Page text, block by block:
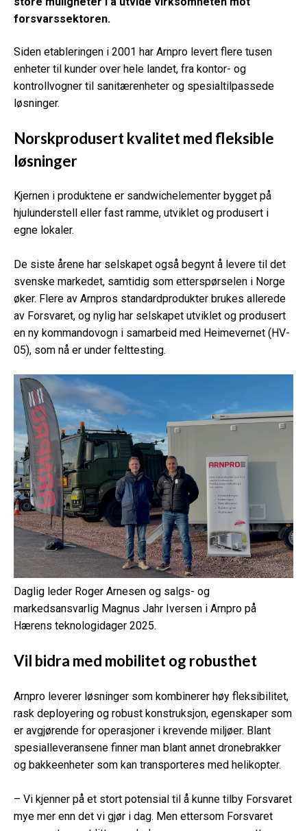
forsvarssektoren.
Siden etableringen i 2001 har Arnpro levert flere tusen
enheter til kunder over hele landet, fra kontor- og
kontrollvogner til sanitærenheter og spesialtilpassede
løsninger.
Norskprodusert kvalitet med fleksible
løsninger
Kjernen i produktene er sandwichelementer bygget på
hjulunderstell eller fast ramme, utviklet og produsert i
egne lokaler.
De siste årene har selskapet også begynt å levere til det
svenske markedet, samtidig som etterspørselen i Norge
øker. Flere av Arnpros standardprodukter brukes allerede
av Forsvaret, og nylig har selskapet utviklet og produsert
en ny kommandovogn i samarbeid med Heimevernet (HV-
05), som nå er under felttesting.
Daglig leder Roger Arnesen og salgs- og
markedsansvarlig Magnus Jahr Iversen i Arnpro på
Hærens teknologidager 2025.
Vil bidra med mobilitet og robusthet
Arnpro leverer løsninger som kombinerer høy fleksibilitet,
rask deployering og robust konstruksjon, egenskaper som
er avgjørende for operasjoner i krevende miljøer. Blant
spesialleveransene finner man blant annet dronebrakker
og bakkeenheter som kan transporteres med helikopter.
– Vi kjenner på et stort potensial til å kunne tilby Forsvaret
mye mer enn det vi gjør i dag. Men ettersom Forsvaret